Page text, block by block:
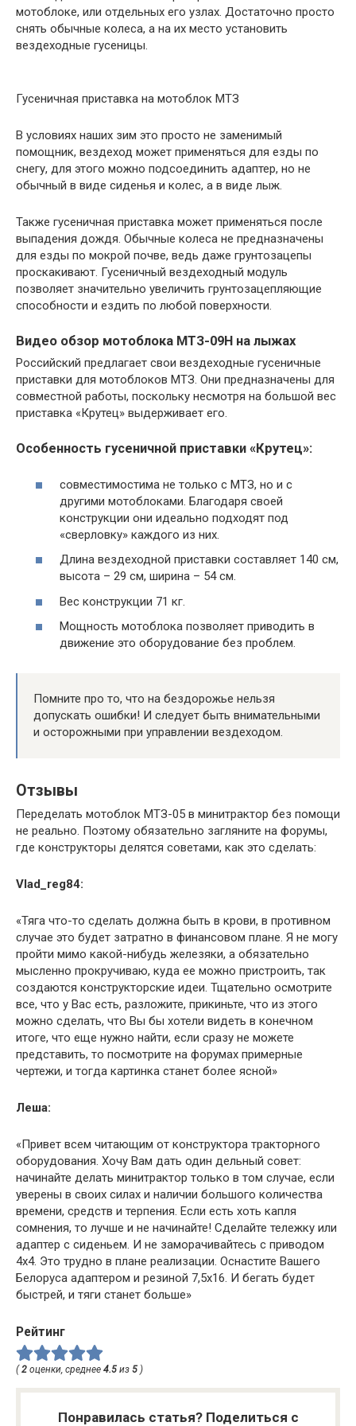
мотоблоке, или отдельных его узлах. Достаточно просто
снять обычные колеса, а на их место установить
вездеходные гусеницы.
Гусеничная приставка на мотоблок МТЗ
В условиях наших зим это просто не заменимый
помощник, вездеход может применяться для езды по
снегу, для этого можно подсоединить адаптер, но не
обычный в виде сиденья и колес, а в виде лыж.
Также гусеничная приставка может применяться после
выпадения дождя. Обычные колеса не предназначены
для езды по мокрой почве, ведь даже грунтозацепы
проскакивают. Гусеничный вездеходный модуль
позволяет значительно увеличить грунтозацепляющие
способности и ездить по любой поверхности.
Видео обзор мотоблока МТЗ-09Н на лыжах
Российский предлагает свои вездеходные гусеничные
приставки для мотоблоков МТЗ. Они предназначены для
совместной работы, поскольку несмотря на большой вес
приставка «Крутец» выдерживает его.
Особенность гусеничной приставки «Крутец»:
совместимостима не только с МТЗ, но и с
другими мотоблоками. Благодаря своей
конструкции они идеально подходят под
«сверловку» каждого из них.
Длина вездеходной приставки составляет 140 см,
высота – 29 см, ширина – 54 см.
Вес конструкции 71 кг.
Мощность мотоблока позволяет приводить в
движение это оборудование без проблем.
Помните про то, что на бездорожье нельзя
допускать ошибки! И следует быть внимательными
и осторожными при управлении вездеходом.
Отзывы
Переделать мотоблок МТЗ-05 в минитрактор без помощи
не реально. Поэтому обязательно загляните на форумы,
где конструкторы делятся советами, как это сделать:
Vlad_reg84:
«Тяга что-то сделать должна быть в крови, в противном
случае это будет затратно в финансовом плане. Я не могу
пройти мимо какой-нибудь железяки, а обязательно
мысленно прокручиваю, куда ее можно пристроить, так
создаются конструкторские идеи. Тщательно осмотрите
все, что у Вас есть, разложите, прикиньте, что из этого
можно сделать, что Вы бы хотели видеть в конечном
итоге, что еще нужно найти, если сразу не можете
представить, то посмотрите на форумах примерные
чертежи, и тогда картинка станет более ясной»
Леша:
«Привет всем читающим от конструктора тракторного
оборудования. Хочу Вам дать один дельный совет:
начинайте делать минитрактор только в том случае, если
уверены в своих силах и наличии большого количества
времени, средств и терпения. Если есть хоть капля
сомнения, то лучше и не начинайте! Сделайте тележку или
адаптер с сиденьем. И не заморачивайтесь с приводом
4х4. Это трудно в плане реализации. Оснастите Вашего
Белоруса адаптером и резиной 7,5х16. И бегать будет
быстрей, и тяги станет больше»
Рейтинг
( 2 оценки, среднее 4.5 из 5 )
Понравилась статья? Поделиться с